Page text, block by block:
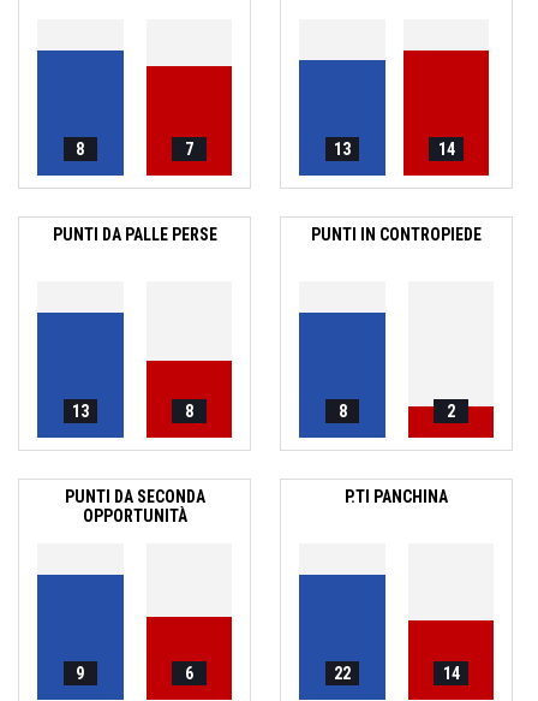
8 7 13 14
PUNTI DA PALLE PERSE
13 8
PUNTI IN CONTROPIEDE
8 2
PUNTI DA SECONDA
OPPORTUNITÀ
9 6
P.TI PANCHINA
22 14